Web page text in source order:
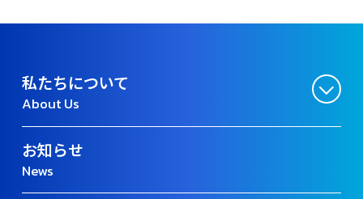
私たちについて
About Us
お知らせ
News